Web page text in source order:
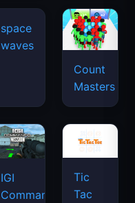
space
waves
Count
Masters
IGI
Commando
Tic
Tac